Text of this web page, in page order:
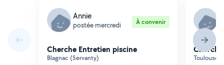
Annie
postée mercredi À convenir
Cherche Entretien piscine
Blagnac (Servanty)
Toulouse